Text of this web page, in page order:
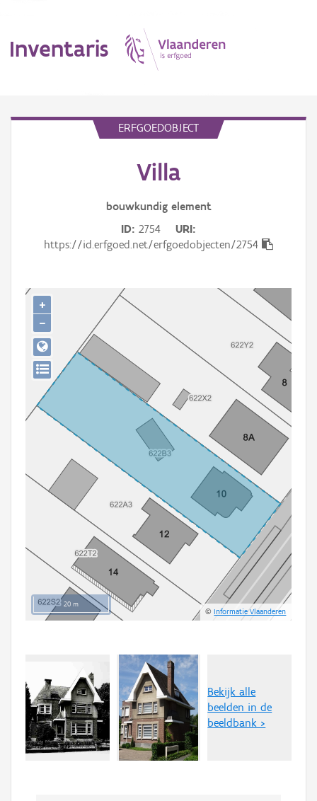
Inventaris
Gebeurtenis
Persoon of collectief
Downloads
Hergebruik
Aanmelden
ERFGOEDOBJECT
Villa
bouwkundig element
ID 2754
URI
https://id.erfgoed.net/erfgoedobjecten/2754
20 m
©Informatie Vlaanderen
+
−
Bekijk alle
beelden in de
beeldbank >